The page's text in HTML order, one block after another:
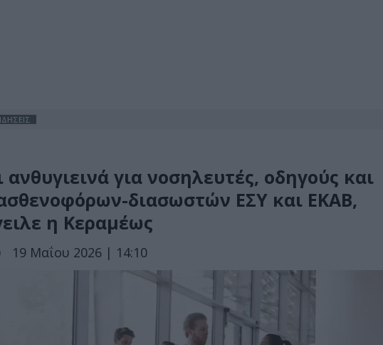
ανθυγιεινά για νοσηλευτές, οδηγούς και
διασωστών ΕΣΥ και ΕΚΑΒ,
η Κεραμέως
19 Μαΐου 2026 | 14:10